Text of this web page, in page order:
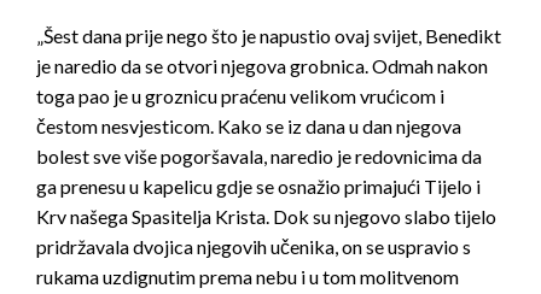
„Šest dana prije nego što je napustio ovaj svijet, Benedikt
je naredio da se otvori njegova grobnica. Odmah nakon
toga pao je u groznicu praćenu velikom vrućicom i
čestom nesvjesticom. Kako se iz dana u dan njegova
bolest sve više pogoršavala, naredio je redovnicima da
ga prenesu u kapelicu gdje se osnažio primajući Tijelo i
Krv našega Spasitelja Krista. Dok su njegovo slabo tijelo
pridržavala dvojica njegovih učenika, on se uspravio s
rukama uzdignutim prema nebu i u tom molitvenom